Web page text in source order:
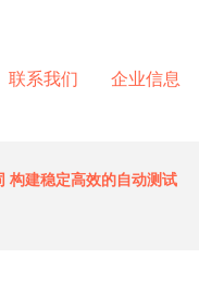
联系我们 企业信息
构建稳定高效的自动测试